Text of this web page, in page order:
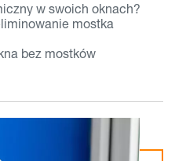
w swoich oknach?
mostka
bez mostków